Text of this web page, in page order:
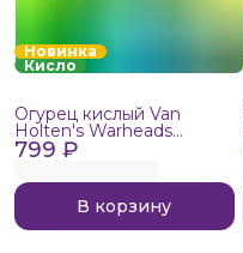
Новинка
Кисло
799 ₽
Огурец кислый Van
Holten's Warheads
Extreme Sour, 140г
В корзину